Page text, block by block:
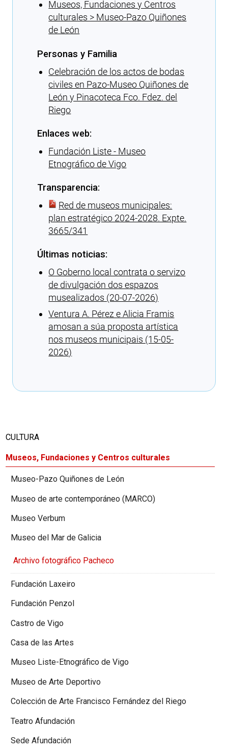
Museos, Fundaciones y Centros
culturales > Museo-Pazo Quiñones
de León
Personas y Familia
Celebración de los actos de bodas
civiles en Pazo-Museo Quiñones de
León y Pinacoteca Fco. Fdez. del
Riego
Enlaces web:
Fundación Liste - Museo
Etnográfico de Vigo
Transparencia:
Red de museos municipales:
plan estratégico 2024-2028. Expte.
3665/341
Últimas noticias:
O Goberno local contrata o servizo
de divulgación dos espazos
musealizados (20-07-2026)
Ventura A. Pérez e Alicia Framis
amosan a súa proposta artística
nos museos municipais (15-05-
2026)
CULTURA
Museos, Fundaciones y Centros culturales
Museo-Pazo Quiñones de León
Museo de arte contemporáneo (MARCO)
Museo Verbum
Museo del Mar de Galicia
Archivo fotográfico Pacheco
Fundación Laxeiro
Fundación Penzol
Castro de Vigo
Casa de las Artes
Museo Liste-Etnográfico de Vigo
Museo de Arte Deportivo
Colección de Arte Francisco Fernández del Riego
Teatro Afundación
Sede Afundación